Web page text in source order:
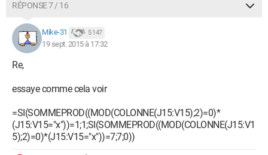
RÉPONSE 7 / 16
Mike-31 5 147
19 sept. 2015 à 17:32
Re,
essaye comme cela voir
=SI(SOMMEPROD((MOD(COLONNE(J15:V15);2)=0)*
(J15:V15="x"))=1;1;SI(SOMMEPROD((MOD(COLONNE(J15:V1
5);2)=0)*(J15:V15="x"))=7;7;0))